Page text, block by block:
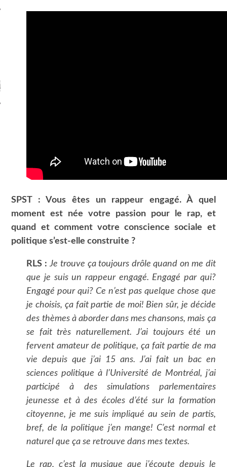
SPST : Vous êtes un rappeur engagé. À quel
moment est née votre passion pour le rap, et
quand et comment votre conscience sociale et
politique s’est-elle construite ?
RLS : Je trouve ça toujours drôle quand on me dit
que je suis un rappeur engagé. Engagé par qui?
Engagé pour qui? Ce n’est pas quelque chose que
je choisis, ça fait partie de moi! Bien sûr, je décide
des thèmes à aborder dans mes chansons, mais ça
se fait très naturellement. J’ai toujours été un
fervent amateur de politique, ça fait partie de ma
vie depuis que j’ai 15 ans. J’ai fait un bac en
sciences politique à l’Université de Montréal, j’ai
participé à des simulations parlementaires
jeunesse et à des écoles d’été sur la formation
citoyenne, je me suis impliqué au sein de partis,
bref, de la politique j’en mange! C’est normal et
naturel que ça se retrouve dans mes textes.
Le rap, c’est la musique que j’écoute depuis le